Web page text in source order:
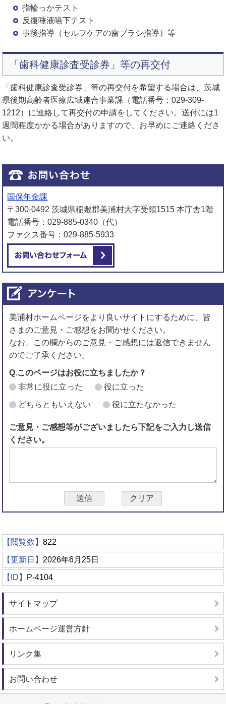
指輪っかテスト
反復唾液嚥下テスト
事後指導（セルフケアの歯ブラシ指導）等
「歯科健康診査受診券」等の再交付
「歯科健康診査受診券」等の再交付を希望する場合は、茨城
県後期高齢者医療広域連合事業課（電話番号：029-309-
1212）に連絡して再交付の申請をしてください。送付には1
週間程度かかる場合がありますので、お早めにご連絡くださ
い。
国保年金課
〒300-0492 茨城県稲敷郡美浦村大字受領1515 本庁舎1階
電話番号：029-885-0340（代）
ファクス番号：029-885-5933
美浦村ホームページをより良いサイトにするために、皆
さまのご意見・ご感想をお聞かせください。
なお、この欄からのご意見・ご感想には返信できません
のでご了承ください。
Q.このページはお役に立ちましたか？
非常に役に立った
役に立った
どちらともいえない 役に立たなかった
ご意見・ご感想等がございましたら下記をご入力し送信
ください。
【閲覧数】822
【更新日】 2026年6月25日
【ID】 P-4104
サイトマップ
ホームページ運営方針
リンク集
お問い合わせ